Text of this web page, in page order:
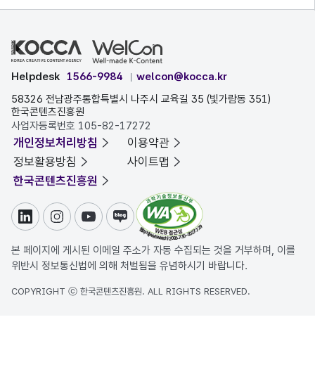
Helpdesk 1566-9984
welcon@kocca.kr
58326 전남광주통합특별시 나주시 교육길 35 (빛가람동 351)
한국콘텐츠진흥원
사업자등록번호 105-82-17272
개인정보처리방침
이용약관
정보활용방침
사이트맵
한국콘텐츠진흥원
링크드인인스타그램
유튜브블로그
본 페이지에 게시된 이메일 주소가 자동 수집되는 것을 거부하며, 이를
위반시 정보통신법에 의해 처벌됨을 유념하시기 바랍니다.
COPYRIGHT ⓒ 한국콘텐츠진흥원. ALL RIGHTS RESERVED.